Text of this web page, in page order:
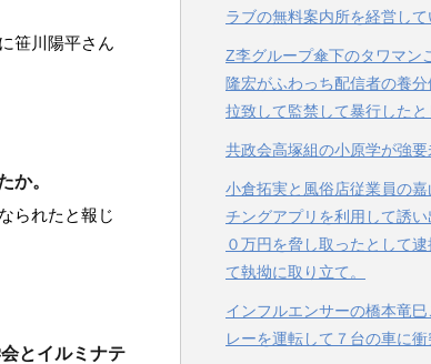
笹川陽平さん
か。
られたと報じ
とイルミナテ
ラブの無料案内所を経営して
Z李グループ傘下のタワマン
隆宏がふわっち配信者の養
拉致して監禁して暴行したと
共政会高塚組の小原学が強
小倉拓実と風俗店従業員の
チングアプリを利用して誘
０万円を脅し取ったとして
て執拗に取り立て。
インフルエンサーの橋本竜
レーを運転して７台の車に衝